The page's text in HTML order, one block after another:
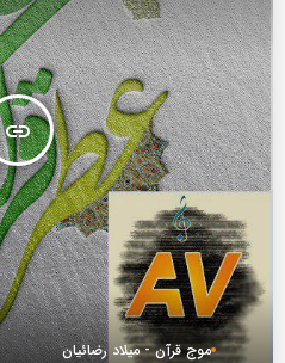
insert_link
موج قرآن - میلاد رضائیان